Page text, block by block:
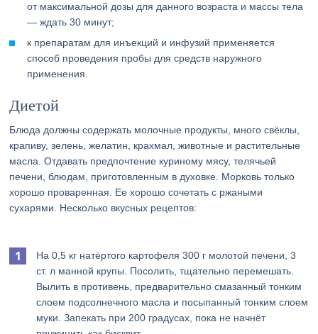
от максимальной дозы для данного возраста и массы тела
— ждать 30 минут;
к препаратам для инъекций и инфузий применяется
способ проведения пробы для средств наружного
применения.
Диетой
Блюда должны содержать молочные продукты, много свёклы,
крапиву, зелень, желатин, крахмал, животные и растительные
масла. Отдавать предпочтение куриному мясу, телячьей
печени, блюдам, приготовленным в духовке. Морковь только
хорошо проваренная. Ее хорошо сочетать с ржаными
сухарями. Несколько вкусных рецептов:
На 0,5 кг натёртого картофеля 300 г молотой печени, 3
ст. л манной крупы. Посолить, тщательно перемешать.
Вылить в противень, предварительно смазанный тонким
слоем подсолнечного масла и посыпанный тонким слоем
муки. Запекать при 200 градусах, пока не начнёт